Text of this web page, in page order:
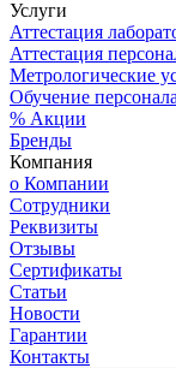
Услуги
Аттестация
Аттестация
Метрологические
Обучение персонала
% Акции
Бренды
Компания
о Компании
Сотрудники
Реквизиты
Отзывы
Сертификаты
Статьи
Новости
Гарантии
Контакты